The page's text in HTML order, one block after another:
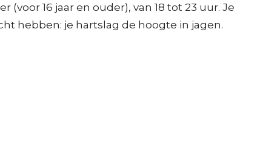
16 jaar en ouder), van 18 tot 23 uur. Je
hebben: je hartslag de hoogte in jagen.